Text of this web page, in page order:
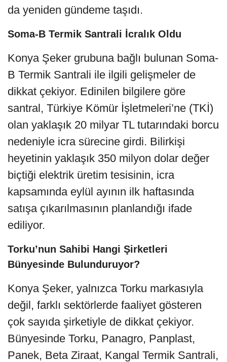
da yeniden gündeme taşıdı.
Soma-B Termik Santrali İcralık Oldu
Konya Şeker grubuna bağlı bulunan Soma-
B Termik Santrali ile ilgili gelişmeler de
dikkat çekiyor. Edinilen bilgilere göre
santral, Türkiye Kömür İşletmeleri’ne (TKİ)
olan yaklaşık 20 milyar TL tutarındaki borcu
nedeniyle icra sürecine girdi. Bilirkişi
heyetinin yaklaşık 350 milyon dolar değer
biçtiği elektrik üretim tesisinin, icra
kapsamında eylül ayının ilk haftasında
satışa çıkarılmasının planlandığı ifade
ediliyor.
Torku’nun Sahibi Hangi Şirketleri
Bünyesinde Bulunduruyor?
Konya Şeker, yalnızca Torku markasıyla
değil, farklı sektörlerde faaliyet gösteren
çok sayıda şirketiyle de dikkat çekiyor.
Bünyesinde Torku, Panagro, Panplast,
Panek, Beta Ziraat, Kangal Termik Santrali,